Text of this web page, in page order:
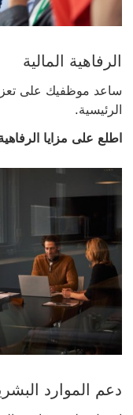
الرفاهية المالية
ساعد موظفيك على
الرئيسية.
اطلع على مزايا الرفاهية
دعم الموارد